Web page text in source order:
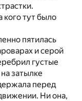
кого тут было
пятилась
и серой
густые
затылке
перед
Ни она,